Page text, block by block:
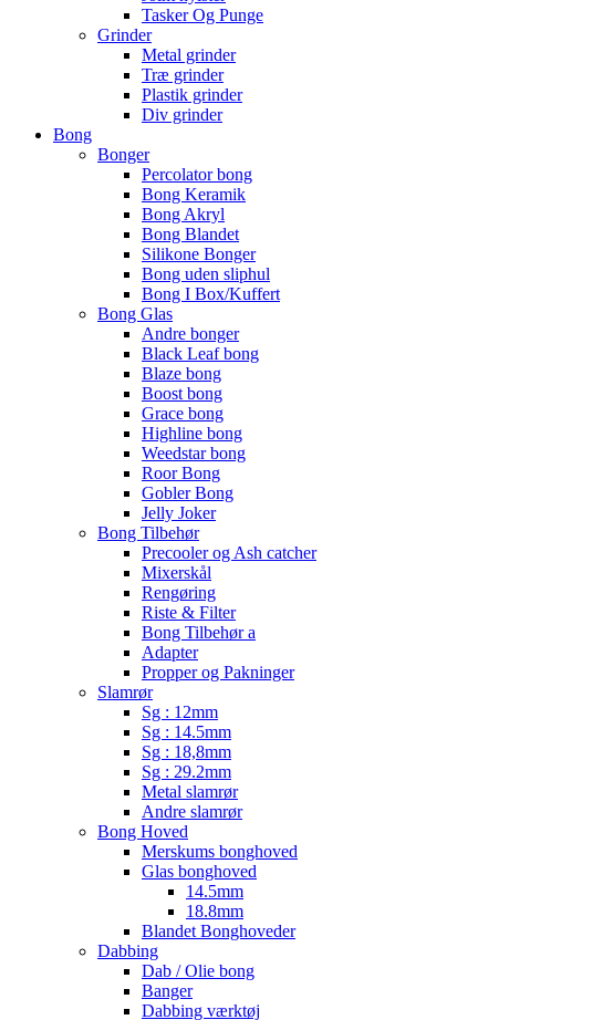
Tasker Og Punge
Grinder
Metal grinder
Træ grinder
Plastik grinder
Div grinder
Bong
Bonger
Percolator bong
Bong Keramik
Bong Akryl
Bong Blandet
Silikone Bonger
Bong uden sliphul
Bong I Box/Kuffert
Bong Glas
Andre bonger
Black Leaf bong
Blaze bong
Boost bong
Grace bong
Highline bong
Weedstar bong
Roor Bong
Gobler Bong
Jelly Joker
Bong Tilbehør
Precooler og Ash catcher
Mixerskål
Rengøring
Riste & Filter
Bong Tilbehør a
Adapter
Propper og Pakninger
Slamrør
Sg : 12mm
Sg : 14.5mm
Sg : 18,8mm
Sg : 29.2mm
Metal slamrør
Andre slamrør
Bong Hoved
Merskums bonghoved
Glas bonghoved
14.5mm
18.8mm
Blandet Bonghoveder
Dabbing
Dab / Olie bong
Banger
Dabbing værktøj